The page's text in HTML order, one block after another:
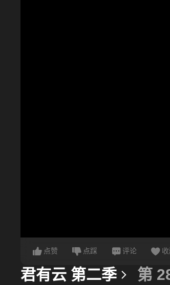
点赞 点踩 评论
君有云 第二季 更多信息
第